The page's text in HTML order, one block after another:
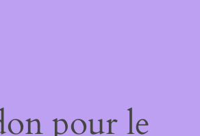
pour le